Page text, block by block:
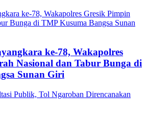
ke-78, Wakapolres
Nasional dan Tabur Bunga di
Sunan Giri